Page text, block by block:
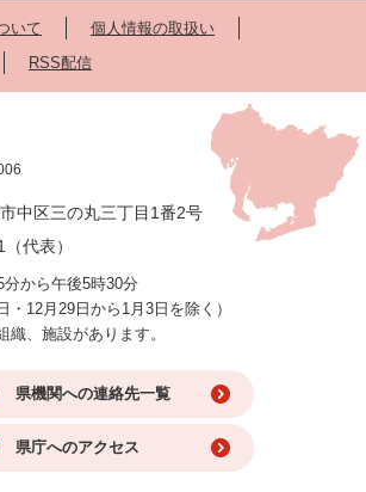
いて
個人情報の取扱い
RSS配信
中区三の丸三丁目1番2号
代表）
分から午後5時30分
・12月29日から1月3日を除く）
、施設があります。
県機関への連絡先一覧
県庁へのアクセス